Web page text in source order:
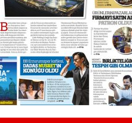
Hakka yürüdü.!
26 Mart 2026 Perşembe
Cem Bakırcı
Ardında bıraktığı hatıralarıyla
gönül adamı Faruk Terzioğlu!
13 Mayıs 2026 Çarşamba
Esat BİNDESEN
Başkan Sekmen’den Erzurum’a
bir vizyon proje daha!